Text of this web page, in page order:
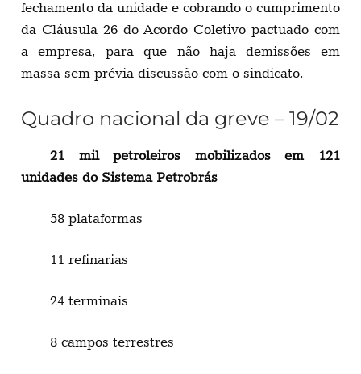
fechamento da unidade e cobrando o cumprimento
da Cláusula 26 do Acordo Coletivo pactuado com
a empresa, para que não haja demissões em
massa sem prévia discussão com o sindicato.
Quadro nacional da greve – 19/02
21 mil petroleiros mobilizados em 121
unidades do Sistema Petrobrás
58 plataformas
11 refinarias
24 terminais
8 campos terrestres